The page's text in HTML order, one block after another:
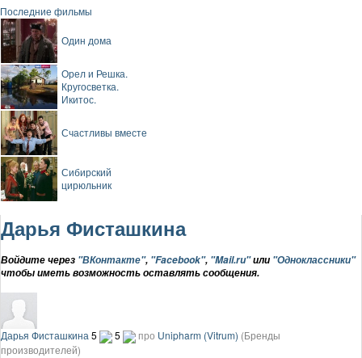
Последние фильмы
Один дома
Орел и Решка.
Кругосветка.
Икитос.
Счастливы вместе
Сибирский
цирюльник
Дарья Фисташкина
Войдите через "ВКонтакте", "Facebook", "Mail.ru"или "Одноклассники"
чтобы иметь возможность оставлять сообщения.
Дарья Фисташкина 5 5 про Unipharm (Vitrum) (Бренды
производителей)